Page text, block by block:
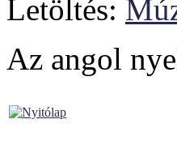
Letöltés:
Az angol